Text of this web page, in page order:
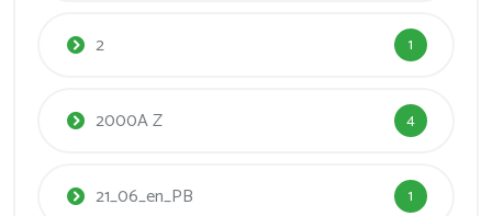
2 1
2000A Z 4
21_06_en_PB 1